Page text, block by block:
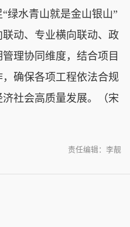
水青山就是金山银山”
动、专业横向联动、政
理协同维度，结合项目
确保各项工程依法合规
社会高质量发展。（宋
责任编辑：李靓